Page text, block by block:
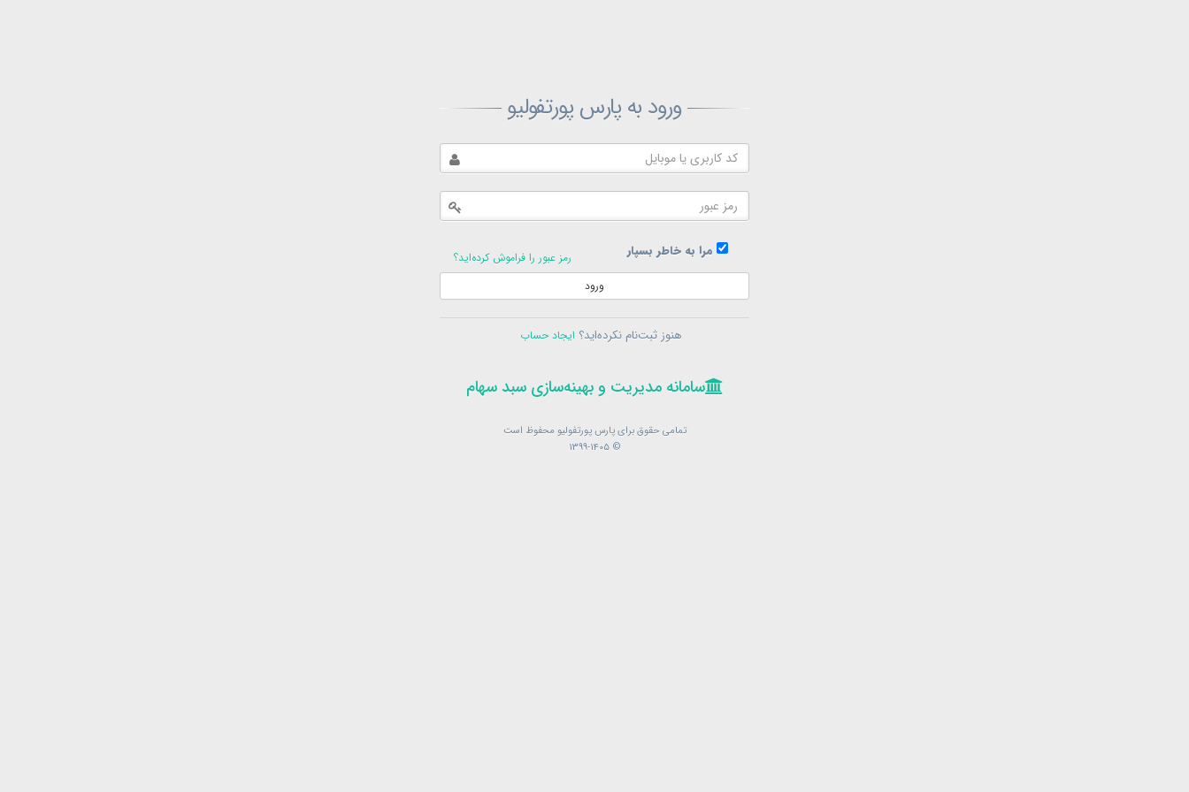
ورود به پارس پورتفولیو
مرا به خاطر بسپار
رمز عبور را فراموش کرده‌اید؟
ورود
هنوز ثبت‌نام نکرده‌اید؟ ایجاد حساب
سامانه مدیریت و بهینه‌سازی سبد سهام
تمامی حقوق برای پارس پورتفولیو محفوظ است
© 1399-1405
ثبت‌نام پارس پورتفولیو
ثبت‌نام
در حال حاضر عضو هستید؟فرم ورود
سامانه مدیریت و بهینه‌سازی سبد سهام
تمامی حقوق برای پارس پورتفولیو محفوظ است
© 1399-1405
بازیابی رمز پارس پورتفولیو
در حال حاضر عضو هستید؟
سامانه مدیریت و بهینه‌سازی سبد سهام
تمامی حقوق برای پارس پورتفولیو محفوظ است